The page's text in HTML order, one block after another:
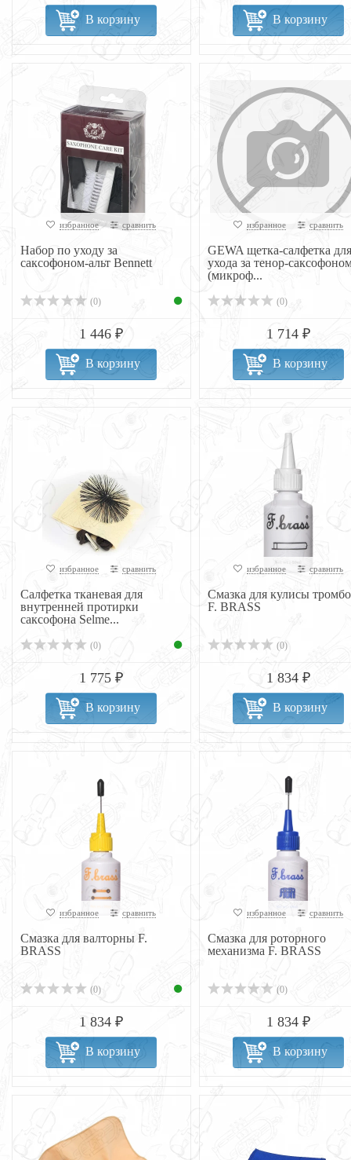
В корзину В корзину
избранное сравнить
Набор по уходу за
саксофоном-альт Bennett
(0)
1 446 ₽
В корзину
избранное сравнить
GEWA щетка-салфетка для
ухода за тенор-
(микроф...
(0)
1 714 ₽
В корзину
избранное сравнить
Салфетка тканевая для
внутренней протирки
саксофона Selme...
(0)
1 775 ₽
В корзину
избранное сравнить
Смазка для кулисы
F. BRASS
(0)
1 834 ₽
В корзину
избранное сравнить
Смазка для валторны F.
BRASS
(0)
1 834 ₽
В корзину
избранное сравнить
Смазка для роторного
механизма F. BRASS
(0)
1 834 ₽
В корзину